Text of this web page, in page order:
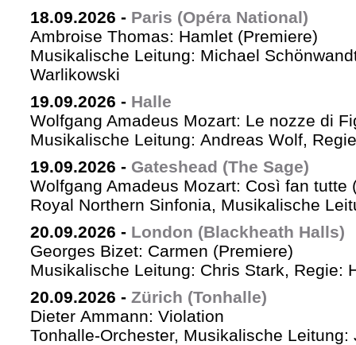
18.09.2026 - Paris (Opéra National)
Ambroise Thomas: Hamlet (Premiere)
Musikalische Leitung: Michael
Warlikowski
19.09.2026 - Halle
Wolfgang Amadeus Mozart: Le nozze di
Musikalische Leitung: Andreas Wolf,
19.09.2026 - Gateshead (The Sage)
Wolfgang Amadeus Mozart: Così fan tutte
Royal Northern Sinfonia, Musikalische
20.09.2026 - London (Blackheath Halls)
Georges Bizet: Carmen (Premiere)
Musikalische Leitung: Chris Stark, Regie:
20.09.2026 - Zürich (Tonhalle)
Dieter Ammann: Violation
Tonhalle-Orchester, Musikalische Leitung: